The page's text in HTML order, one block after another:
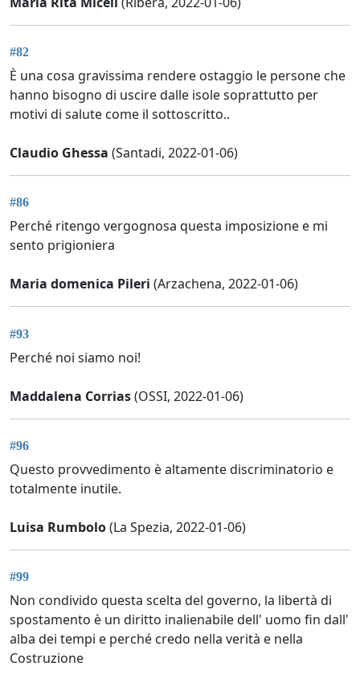
#82
È una cosa gravissima rendere ostaggio le persone che
hanno bisogno di uscire dalle isole soprattutto per
motivi di salute come il sottoscritto..
Claudio Ghessa (Santadi, 2022-01-06)
#86
Perché ritengo vergognosa questa imposizione e mi
sento prigioniera
Maria domenica Pileri (Arzachena, 2022-01-06)
#93
Perché noi siamo noi!
Maddalena Corrias(OSSI, 2022-01-06)
#96
Questo provvedimento è altamente discriminatorio e
totalmente inutile.
Luisa Rumbolo(La Spezia, 2022-01-06)
#99
Non condivido questa scelta del governo, la libertà di
spostamento è un diritto inalienabile dell' uomo fin dall'
alba dei tempi e perché credo nella verità e nella
Costruzione